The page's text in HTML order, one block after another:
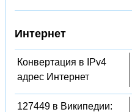
Интернет
Конвертация в IPv4
адрес Интернет
127449 в Википедии: